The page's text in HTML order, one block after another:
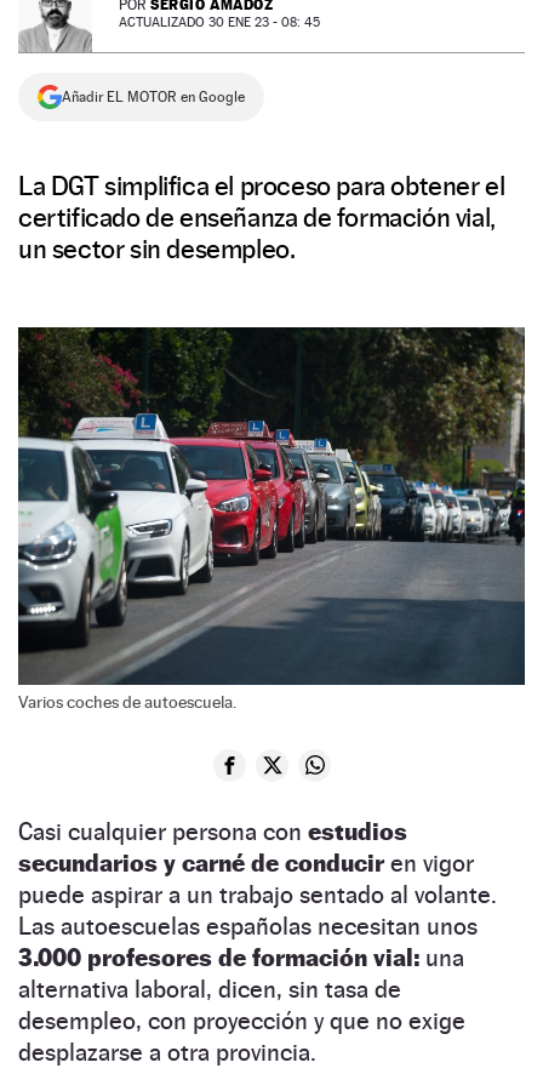
NEWSLETTER
SÍGUENOS
POR SERGIO AMADOZ
ACTUALIZADO 30 ENE 23 - 08: 45
Añadir EL MOTOR en Google
La DGT simplifica el proceso para obtener el
certificado de enseñanza de formación vial,
un sector sin desempleo.
Varios coches de autoescuela.
Casi cualquier persona con estudios
secundarios y carné de conduciren vigor
puede aspirar a un trabajo sentado al volante.
Las autoescuelas españolas necesitan unos
3.000 profesores de formación vial: una
alternativa laboral, dicen, sin tasa de
desempleo, con proyección y que no exige
desplazarse a otra provincia.